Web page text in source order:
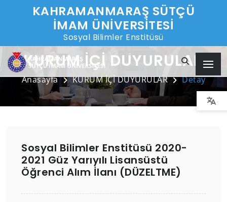
KAHRAMANMARAŞ SÜTÇÜ
İMAM ÜNİVERSİTESİ
Sosyal Bilimler Enstitüsü
KURUM İÇİ DUYURULAR
Anasayfa KURUM İÇİ DUYURULAR Detay
Sosyal Bilimler Enstitüsü 2020-
2021 Güz Yarıyılı Lisansüstü
Öğrenci Alım İlanı (DÜZELTME)